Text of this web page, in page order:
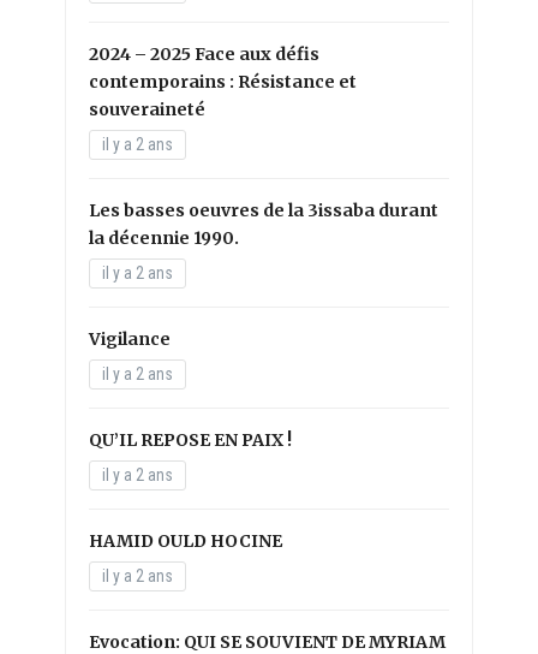
2024 – 2025 Face aux défis
contemporains : Résistance et
souveraineté
il y a 2 ans
Les basses oeuvres de la 3issaba durant
la décennie 1990.
il y a 2 ans
Vigilance
il y a 2 ans
QU’IL REPOSE EN PAIX !
il y a 2 ans
HAMID OULD HOCINE
il y a 2 ans
Evocation: QUI SE SOUVIENT DE MYRIAM